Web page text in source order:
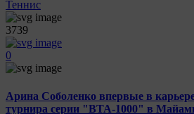
Теннис
3739
0
Арина Соболенко впервые в
турнира серии "ВТА-1000" в